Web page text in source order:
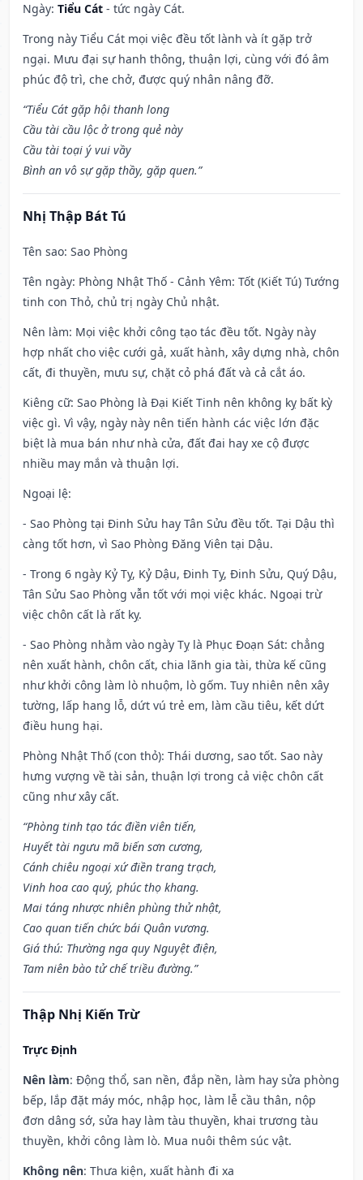
Ngày: Tiểu Cát - tức ngày Cát.
Trong này Tiểu Cát mọi việc đều tốt lành và ít gặp trở
ngại. Mưu đại sự hanh thông, thuận lợi, cùng với đó âm
phúc độ trì, che chở, được quý nhân nâng đỡ.
“Tiểu Cát gặp hội thanh long
Cầu tài cầu lộc ở trong quẻ này
Cầu tài toại ý vui vầy
Bình an vô sự gặp thầy, gặp quen.”
Nhị Thập Bát Tú
Tên sao: Sao Phòng
Tên ngày: Phòng Nhật Thố - Cảnh Yêm: Tốt (Kiết Tú) Tướng
tinh con Thỏ, chủ trị ngày Chủ nhật.
Nên làm: Mọi việc khởi công tạo tác đều tốt. Ngày này
hợp nhất cho việc cưới gả, xuất hành, xây dựng nhà, chôn
cất, đi thuyền, mưu sự, chặt cỏ phá đất và cả cắt áo.
Kiêng cữ: Sao Phòng là Đại Kiết Tinh nên không kỵ bất kỳ
việc gì. Vì vậy, ngày này nên tiến hành các việc lớn đặc
biệt là mua bán như nhà cửa, đất đai hay xe cộ được
nhiều may mắn và thuận lợi.
Ngoại lệ:
- Sao Phòng tại Đinh Sửu hay Tân Sửu đều tốt. Tại Dậu thì
càng tốt hơn, vì Sao Phòng Đăng Viên tại Dậu.
- Trong 6 ngày Kỷ Tỵ, Kỷ Dậu, Đinh Tỵ, Đinh Sửu, Quý Dậu,
Tân Sửu Sao Phòng vẫn tốt với mọi việc khác. Ngoại trừ
việc chôn cất là rất kỵ.
- Sao Phòng nhằm vào ngày Tỵ là Phục Đoạn Sát: chẳng
nên xuất hành, chôn cất, chia lãnh gia tài, thừa kế cũng
như khởi công làm lò nhuộm, lò gốm. Tuy nhiên nên xây
tường, lấp hang lỗ, dứt vú trẻ em, làm cầu tiêu, kết dứt
điều hung hại.
Phòng Nhật Thố (con thỏ): Thái dương, sao tốt. Sao này
hưng vượng về tài sản, thuận lợi trong cả việc chôn cất
cũng như xây cất.
“Phòng tinh tạo tác điền viên tiến,
Huyết tài ngưu mã biến sơn cương,
Cánh chiêu ngoại xứ điền trang trạch,
Vinh hoa cao quý, phúc thọ khang.
Mai táng nhược nhiên phùng thử nhật,
Cao quan tiến chức bái Quân vương.
Giá thú: Thường nga quy Nguyệt điện,
Tam niên bào tử chế triều đường.”
Thập Nhị Kiến Trừ
Trực Định
Nên làm: Động thổ, san nền, đắp nền, làm hay sửa phòng
bếp, lắp đặt máy móc, nhập học, làm lễ cầu thân, nộp
đơn dâng sớ, sửa hay làm tàu thuyền, khai trương tàu
thuyền, khởi công làm lò. Mua nuôi thêm súc vật.
Không nên: Thưa kiện, xuất hành đi xa